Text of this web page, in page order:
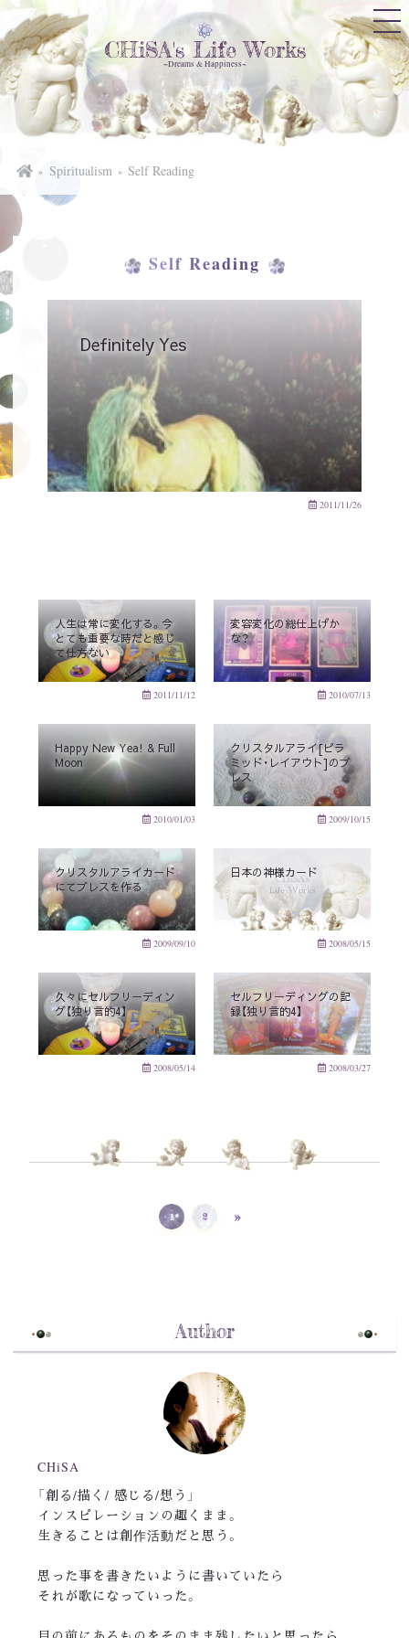
CHiSA's Life Works
~Dreams & Happiness~
Spiritualism Self Reading
Self Reading
Definitely Yes
2011/11/26
人生は常に変化する。今
とても重要な時だと感じ
て仕方ない
2011/11/12
変容変化の総仕上げか
な？
2010/07/13
Happy New Yea! & Full
Moon
2010/01/03
クリスタルアライ[ピラ
ミッド・レイアウト]のブ
レス
2009/10/15
クリスタルアライカード
にてブレスを作る
2009/09/10
日本の神様カード
2008/05/15
久々にセルフリーディン
グ【独り言的4】
2008/05/14
セルフリーディングの記
録【独り言的4】
2008/03/27
1 2 »
Author
CHiSA
「創る/描く/ 感じる/想う」
インスピレーションの趣くまま。
生きることは創作活動だと思う。
思った事を書きたいように書いていたら
それが歌になっていった。